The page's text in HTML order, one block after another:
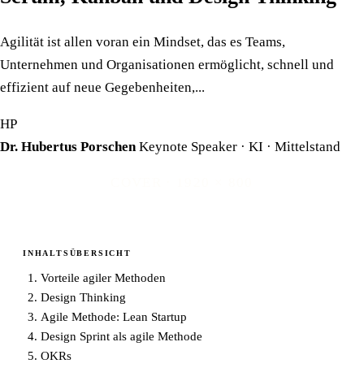
Agilität ist allen voran ein Mindset, das es Teams,
Unternehmen und Organisationen ermöglicht, schnell und
effizient auf neue Gegebenheiten,...
HP
Dr. Hubertus Porschen Keynote Speaker · KI · Mittelstand
INHALTSÜBERSICHT
Vorteile agiler Methoden
Design Thinking
Agile Methode: Lean Startup
Design Sprint als agile Methode
OKRs